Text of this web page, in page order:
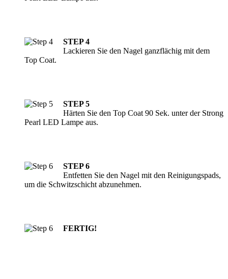
STEP 4
Lackieren Sie den Nagel ganzflächig mit dem
Top Coat.
STEP 5
Härten Sie den Top Coat 90 Sek. unter der Strong
Pearl LED Lampe aus.
STEP 6
Entfetten Sie den Nagel mit den Reinigungspads,
um die Schwitzschicht abzunehmen.
FERTIG!